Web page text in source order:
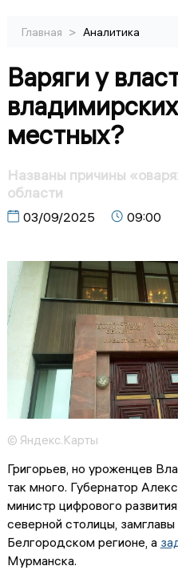
Главная > Аналитика
Варяги у
местных?
Названы причины
области
03/09/2025 09:00
© Яндекс.Карты
Григорьев, но уроженцев
так много. Губернатор
министр цифрового
северной столицы,
Белгородском регионе, а
Мурманска.